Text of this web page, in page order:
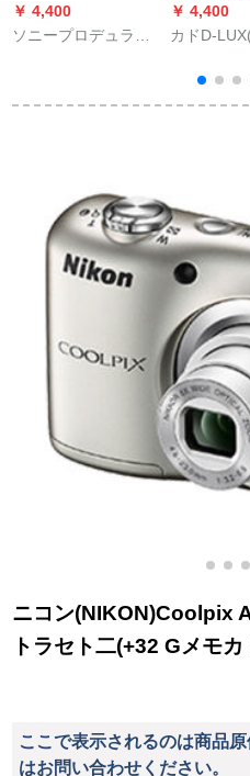
￥ 4,400
ソニープロデュラン
￥ 4,400
カドD-
グループメ
庭用カマ
ニコン(NIKON)Coolpix
トラセト二(+32 Gメモカ
ここで表示されるのは商品
はお問い合わせください。